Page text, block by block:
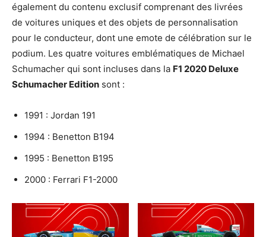
également du contenu exclusif comprenant des livrées
de voitures uniques et des objets de personnalisation
pour le conducteur, dont une emote de célébration sur le
podium. Les quatre voitures emblématiques de Michael
Schumacher qui sont incluses dans la F1 2020 Deluxe
Schumacher Edition sont :
1991 : Jordan 191
1994 : Benetton B194
1995 : Benetton B195
2000 : Ferrari F1-2000